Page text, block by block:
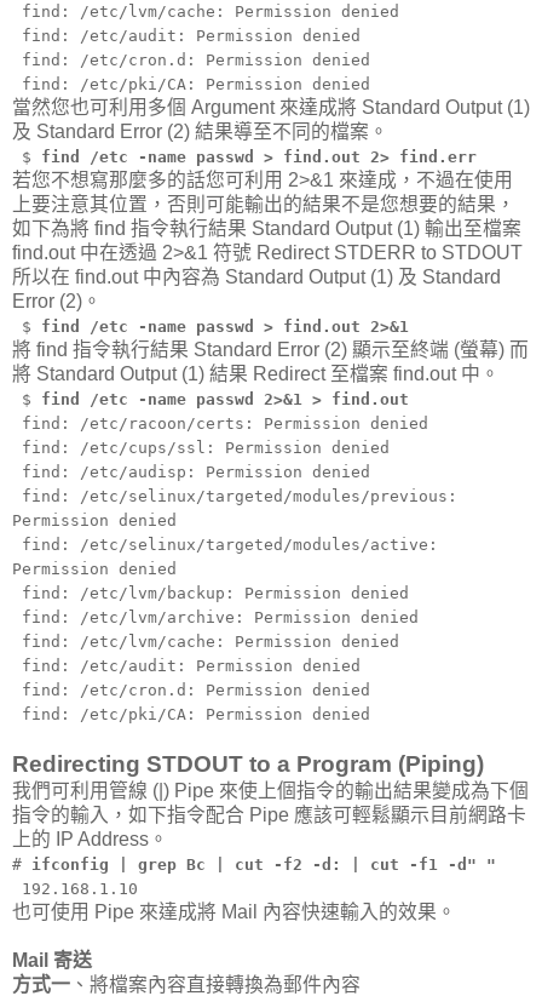
find: /etc/lvm/cache: Permission denied
find: /etc/audit: Permission denied
find: /etc/cron.d: Permission denied
find: /etc/pki/CA: Permission denied
當然您也可利用多個 Argument 來達成將 Standard Output (1)
及 Standard Error (2) 結果導至不同的檔案。
$ find /etc -name passwd > find.out 2> find.err
若您不想寫那麼多的話您可利用 2>&1 來達成，不過在使用
上要注意其位置，否則可能輸出的結果不是您想要的結果，
如下為將 find 指令執行結果 Standard Output (1) 輸出至檔案
find.out 中在透過 2>&1 符號 Redirect STDERR to STDOUT
所以在 find.out 中內容為 Standard Output (1) 及 Standard
Error (2)。
$ find /etc -name passwd > find.out 2>&1
將 find 指令執行結果 Standard Error (2) 顯示至終端 (螢幕) 而
將 Standard Output (1) 結果 Redirect 至檔案 find.out 中。
$ find /etc -name passwd 2>&1 > find.out
find: /etc/racoon/certs: Permission denied
find: /etc/cups/ssl: Permission denied
find: /etc/audisp: Permission denied
find: /etc/selinux/targeted/modules/previous:
Permission denied
find: /etc/selinux/targeted/modules/active:
Permission denied
find: /etc/lvm/backup: Permission denied
find: /etc/lvm/archive: Permission denied
find: /etc/lvm/cache: Permission denied
find: /etc/audit: Permission denied
find: /etc/cron.d: Permission denied
find: /etc/pki/CA: Permission denied
Redirecting STDOUT to a Program (Piping)
我們可利用管線 (|) Pipe 來使上個指令的輸出結果變成為下個
指令的輸入，如下指令配合 Pipe 應該可輕鬆顯示目前網路卡
上的 IP Address。
# ifconfig | grep Bc | cut -f2 -d: | cut -f1 -d" "
192.168.1.10
也可使用 Pipe 來達成將 Mail 內容快速輸入的效果。
Mail 寄送
方式一 、將檔案內容直接轉換為郵件內容